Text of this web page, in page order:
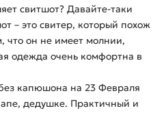
свитшот? Давайте-таки
– это свитер, который похож
что он не имеет молнии,
одежда очень комфортна в
капюшона на 23 Февраля
дедушке. Практичный и